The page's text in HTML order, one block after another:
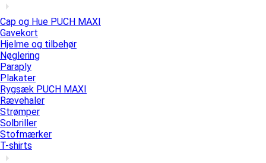
Cap og Hue PUCH MAXI
Gavekort
Hjelme og tilbehør
Nøglering
Paraply
Plakater
Rygsæk PUCH MAXI
Rævehaler
Strømper
Solbriller
Stofmærker
T-shirts